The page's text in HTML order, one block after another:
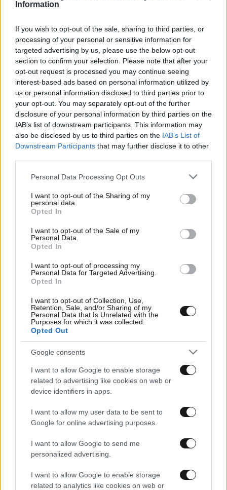
Information
If you wish to opt-out of the sale, sharing to third parties, or
processing of your personal or sensitive information for
targeted advertising by us, please use the below opt-out
section to confirm your selection. Please note that after your
opt-out request is processed you may continue seeing
interest-based ads based on personal information utilized by
us or personal information disclosed to third parties prior to
your opt-out. You may separately opt-out of the further
disclosure of your personal information by third parties on the
IAB’s list of downstream participants. This information may
also be disclosed by us to third parties on the IAB’s List of
Downstream Participants that may further disclose it to other
Please note that this website/app uses one or more Google
not limited to your visit or usage behaviour. You may click to
grant or deny consent to Google and its third-party tags to
use your data for below specified purposes in below Google
consent section.
Personal Data Processing Opt Outs
I want to opt-out of the Sharing of my
personal data.
Opted In
I want to opt-out of the Sale of my
Personal Data.
Opted In
I want to opt-out of processing my
Personal Data for Targeted Advertising.
Opted In
I want to opt-out of Collection, Use,
Retention, Sale, and/or Sharing of my
Personal Data that Is Unrelated with the
Purposes for which it was collected.
Opted Out
Google consents
I want to allow Google to enable storage
related to advertising like cookies on web or
device identifiers in apps.
I want to allow my user data to be sent to
Google for online advertising purposes.
I want to allow Google to send me
personalized advertising.
I want to allow Google to enable storage
related to analytics like cookies on web or
15·12·2025 19:02
Με «χειρουργικές κινήσεις» πυροσβέστες διασώζουν
11·12·2025 13:34
δεν πέθανε από αιμορραγία, πέθανε από κωλυσιεργία»